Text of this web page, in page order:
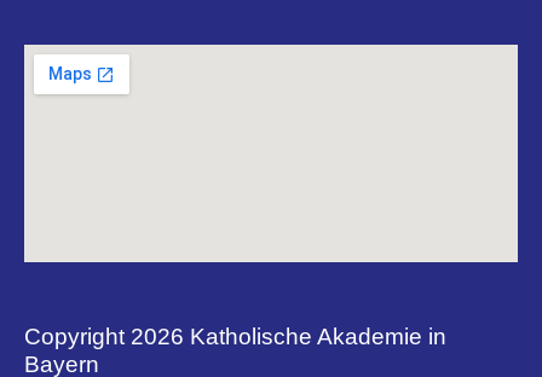
Copyright 2026 Katholische Akademie in
Bayern